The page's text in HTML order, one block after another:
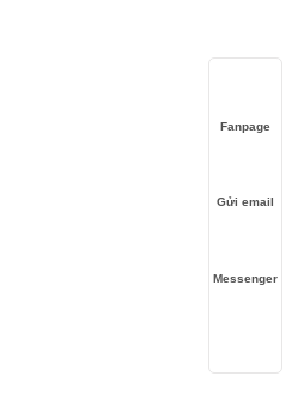
Fanpage
Gửi email
Messenger